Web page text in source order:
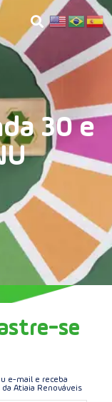
30 e
se
e-mail e receba
Atiaia Renováveis